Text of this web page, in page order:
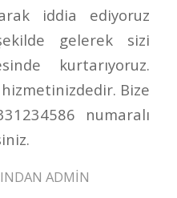
iddia ediyoruz
gelerek sizi
kurtarıyoruz.
Bize
numaralı
ADMIN